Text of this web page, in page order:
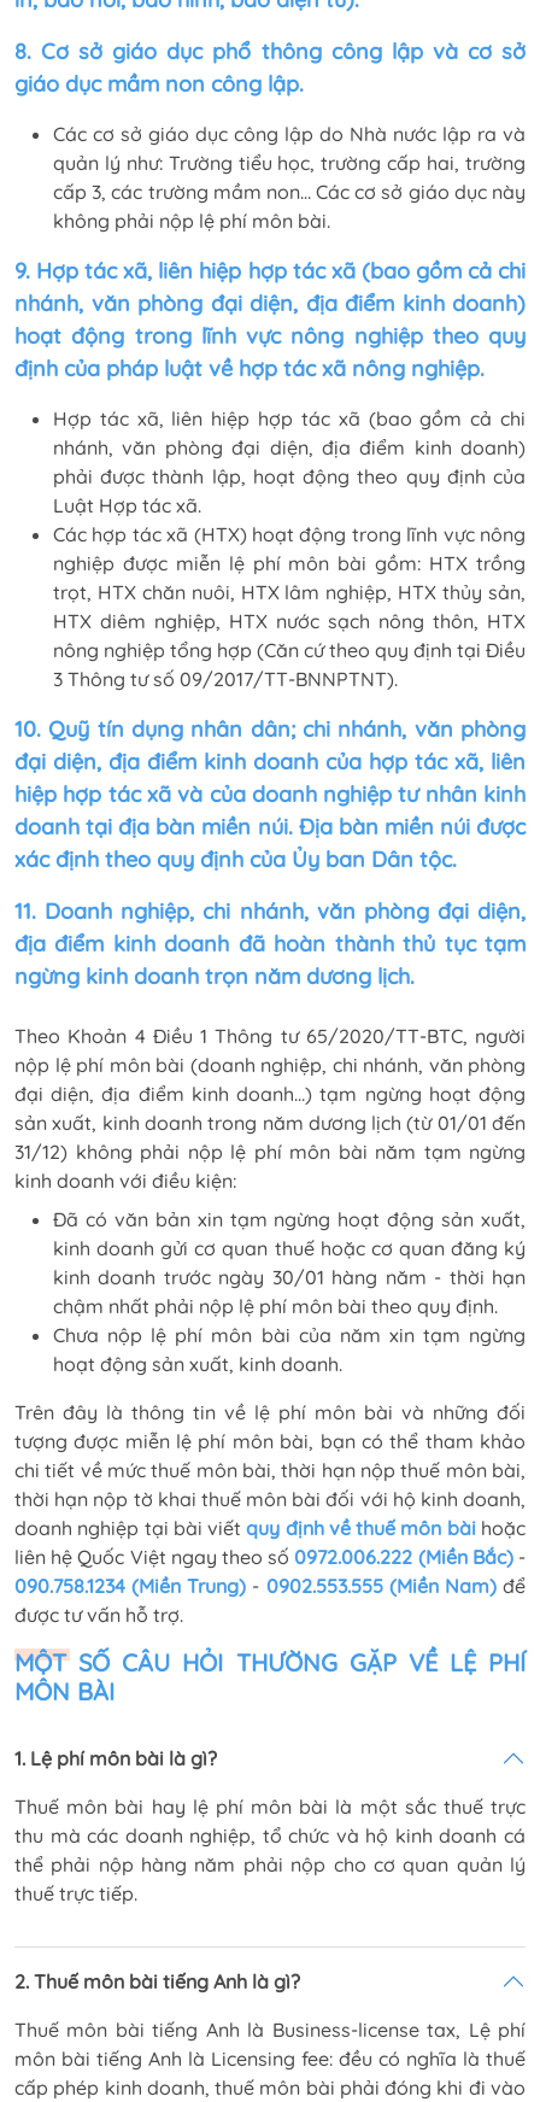
8. Cơ sở giáo dục phổ thông công lập và cơ sở
giáo dục mầm non công lập.
Các cơ sở giáo dục công lập do Nhà nước lập ra và
quản lý như: Trường tiểu học, trường cấp hai, trường
cấp 3, các trường mầm non… Các cơ sở giáo dục này
không phải nộp lệ phí môn bài.
9. Hợp tác xã, liên hiệp hợp tác xã (bao gồm cả chi
nhánh, văn phòng đại diện, địa điểm kinh doanh)
hoạt động trong lĩnh vực nông nghiệp theo quy
định của pháp luật về hợp tác xã nông nghiệp.
Hợp tác xã, liên hiệp hợp tác xã (bao gồm cả chi
nhánh, văn phòng đại diện, địa điểm kinh doanh)
phải được thành lập, hoạt động theo quy định của
Luật Hợp tác xã.
Các hợp tác xã (HTX) hoạt động trong lĩnh vực nông
nghiệp được miễn lệ phí môn bài gồm: HTX trồng
trọt, HTX chăn nuôi, HTX lâm nghiệp, HTX thủy sản,
HTX diêm nghiệp, HTX nước sạch nông thôn, HTX
nông nghiệp tổng hợp (Căn cứ theo quy định tại Điều
3 Thông tư số 09/2017/TT-BNNPTNT).
10. Quỹ tín dụng nhân dân; chi nhánh, văn phòng
đại diện, địa điểm kinh doanh của hợp tác xã, liên
hiệp hợp tác xã và của doanh nghiệp tư nhân kinh
doanh tại địa bàn miền núi. Địa bàn miền núi được
xác định theo quy định của Ủy ban Dân tộc.
11. Doanh nghiệp, chi nhánh, văn phòng đại diện,
địa điểm kinh doanh đã hoàn thành thủ tục tạm
ngừng kinh doanh trọn năm dương lịch.
Theo Khoản 4 Điều 1 Thông tư 65/2020/TT-BTC, người
nộp lệ phí môn bài (doanh nghiệp, chi nhánh, văn phòng
đại diện, địa điểm kinh doanh…) tạm ngừng hoạt động
sản xuất, kinh doanh trong năm dương lịch (từ 01/01 đến
31/12) không phải nộp lệ phí môn bài năm tạm ngừng
kinh doanh với điều kiện:
Đã có văn bản xin tạm ngừng hoạt động sản xuất,
kinh doanh gửi cơ quan thuế hoặc cơ quan đăng ký
kinh doanh trước ngày 30/01 hàng năm - thời hạn
chậm nhất phải nộp lệ phí môn bài theo quy định.
Chưa nộp lệ phí môn bài của năm xin tạm ngừng
hoạt động sản xuất, kinh doanh.
Trên đây là thông tin về lệ phí môn bài và những đối
tượng được miễn lệ phí môn bài, bạn có thể tham khảo
chi tiết về mức thuế môn bài, thời hạn nộp thuế môn bài,
thời hạn nộp tờ khai thuế môn bài đối với hộ kinh doanh,
doanh nghiệp tại bài viếtquy định về thuế môn bàihoặc
liên hệ Quốc Việt ngay theo số0972.006.222 (Miền Bắc) -
090.758.1234 (Miền Trung) - 0902.553.555 (Miền Nam)để
được tư vấn hỗ trợ.
MỘT SỐ CÂU HỎI THƯỜNG GẶP VỀ LỆ PHÍ
MÔN BÀI
1. Lệ phí môn bài là gì?
Thuế môn bài hay lệ phí môn bài là một sắc thuế trực
thu mà các doanh nghiệp, tổ chức và hộ kinh doanh cá
thể phải nộp hàng năm phải nộp cho cơ quan quản lý
thuế trực tiếp.
2. Thuế môn bài tiếng Anh là gì?
Thuế môn bài tiếng Anh là Business-license tax, Lệ phí
môn bài tiếng Anh là Licensing fee: đều có nghĩa là thuế
cấp phép kinh doanh, thuế môn bài phải đóng khi đi vào